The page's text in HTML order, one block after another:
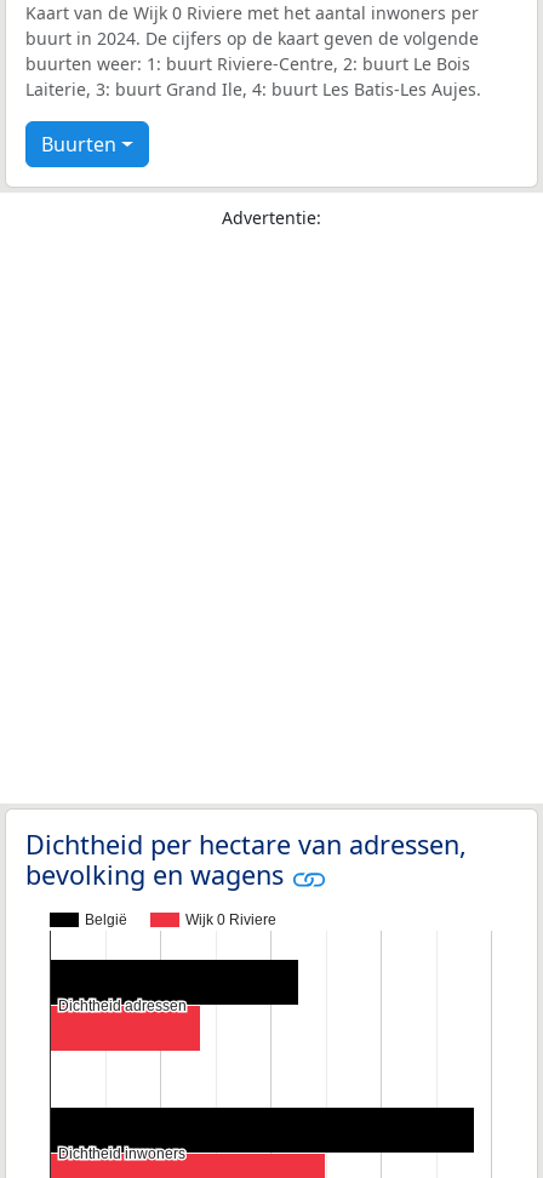
Kaart van de Wijk 0 Riviere met het aantal inwoners per
buurt in 2024. De cijfers op de kaart geven de volgende
buurten weer: 1: buurt Riviere-Centre, 2: buurt Le Bois
Laiterie, 3: buurt Grand Ile, 4: buurt Les Batis-Les Aujes.
Buurten
Advertentie:
Dichtheid per hectare van adressen,
bevolking en wagens
België Wijk 0 Riviere
Dichtheid adressen
Dichtheid adressen
Dichtheid inwoners
Dichtheid inwoners